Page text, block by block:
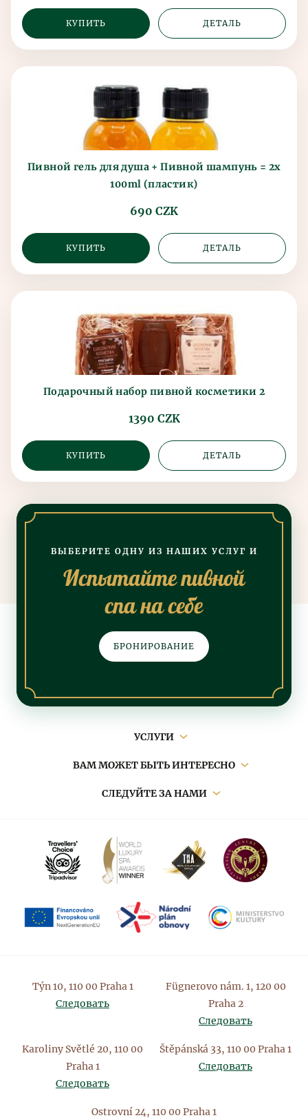
КУПИТЬ ДЕТАЛЬ
Пивной гель для душа + Пивной шампунь = 2x
100ml (пластик)
690 CZK
КУПИТЬ ДЕТАЛЬ
Подарочный набор пивной косметики 2
1390 CZK
КУПИТЬ ДЕТАЛЬ
ВЫБЕРИТЕ ОДНУ ИЗ НАШИХ УСЛУГ И
Испытайте пивной
спа на себе
БРОНИРОВАНИЕ
навигация
УСЛУГИ
ВАМ МОЖЕТ БЫТЬ ИНТЕРЕСНО
СЛЕДУЙТЕ ЗА НАМИ
Týn 10, 110 00 Praha 1
Следовать
Fügnerovo nám. 1, 120 00
Praha 2
Следовать
Karoliny Světlé 20, 110 00
Praha 1
Следовать
Štěpánská 33, 110 00 Praha 1
Следовать
Ostrovní 24, 110 00 Praha 1